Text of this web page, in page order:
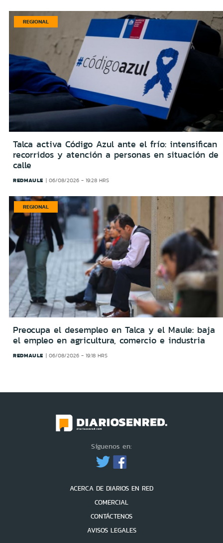
REGIONAL
Talca activa Código Azul ante el frío: intensifican
recorridos y atención a personas en situación de
calle
REDMAULE 06/08/2026 - 19:28 HRS
REGIONAL
Preocupa el desempleo en Talca y el Maule: baja
el empleo en agricultura, comercio e industria
REDMAULE 06/08/2026 - 19:18 HRS
Síguenos en:
ACERCA DE DIARIOS EN RED
COMERCIAL
CONTÁCTENOS
AVISOS LEGALES